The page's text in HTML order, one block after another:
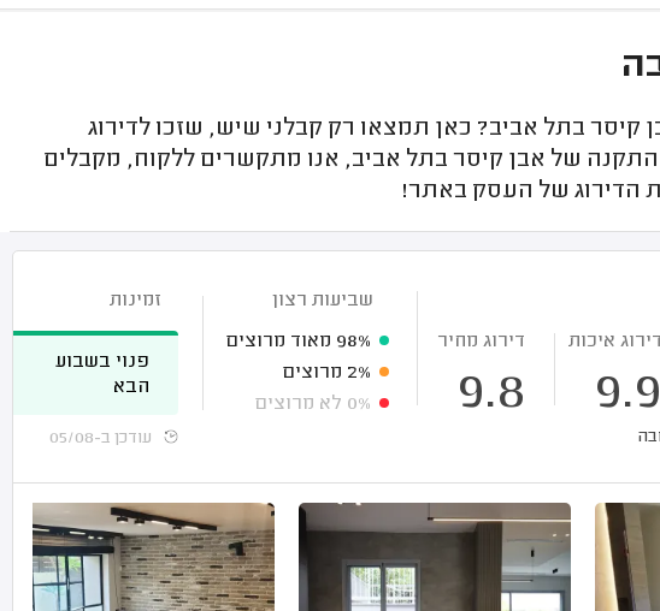
בתל אביב? כאן תמצאו רק קבלני שיש, שזכו לדירוג
של אבן קיסר בתל אביב, אנו מתקשרים ללקוח, מקבלים
הדירוג של העסק באתר!
דירוג איכות
9.9
דירוג מחיר
9.8
שביעות רצון
98% מאוד מרוצים
2% מרוצים
0% לא מרוצים
זמינות
פנוי בשבוע
הבא
עודכן ב-05/08